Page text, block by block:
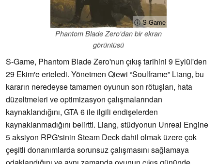
ⓘ S-Game
Phantom Blade Zero'dan bir ekran
görüntüsü
S-Game, Phantom Blade Zero'nun çıkış tarihini 9 Eylül'den
29 Ekim'e erteledi. Yönetmen Qiewi “Soulframe” Liang, bu
kararın neredeyse tamamen oyunun son rötuşları, hata
düzeltmeleri ve optimizasyon çalışmalarından
kaynaklandığını, GTA 6 ile ilgili endişelerden
kaynaklanmadığını belirtti. Liang, stüdyonun Unreal Engine
5 aksiyon RPG'sinin Steam Deck dahil olmak üzere çok
çeşitli donanımlarda sorunsuz çalışmasını sağlamaya